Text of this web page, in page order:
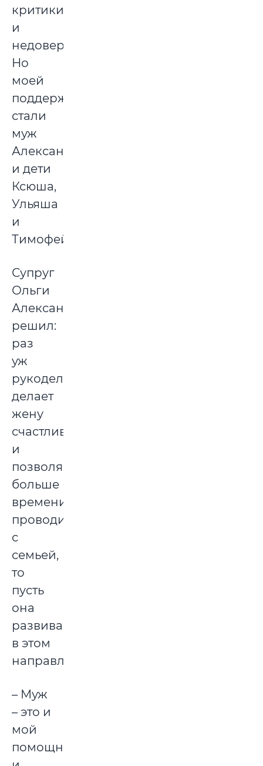
критики
и
недоверия.
Но
моей
поддержкой
стали
муж
Александр
и дети
Ксюша,
Ульяша
и
Тимофейка.
Супруг
Ольги
Александр
решил:
раз
уж
рукоделие
делает
жену
счастливой
и
позволяет
больше
времени
проводить
с
семьей,
то
пусть
она
развивается
в этом
направлении.
– Муж
– это и
мой
помощник,